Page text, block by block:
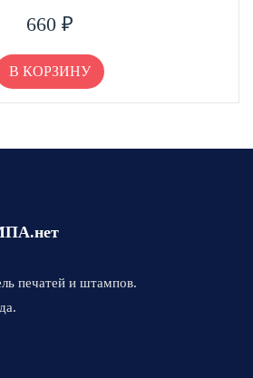
ц
е
к
а
0
и
660 ₽
В КОРЗИНУ
печатей и штампов.